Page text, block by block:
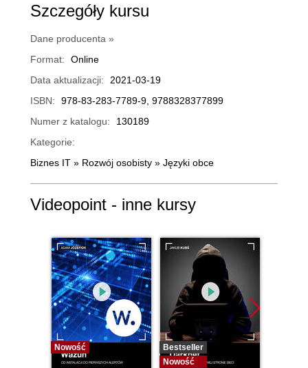
Szczegóły kursu
Dane producenta »
Format:
Online
Data aktualizacji:
2021-03-19
ISBN:
978-83-283-7789-9, 9788328377899
Numer z katalogu:
130189
Kategorie:
Biznes IT » Rozwój osobisty » Języki obce
Videopoint - inne kursy
Nowość
Bestseller
Nowość